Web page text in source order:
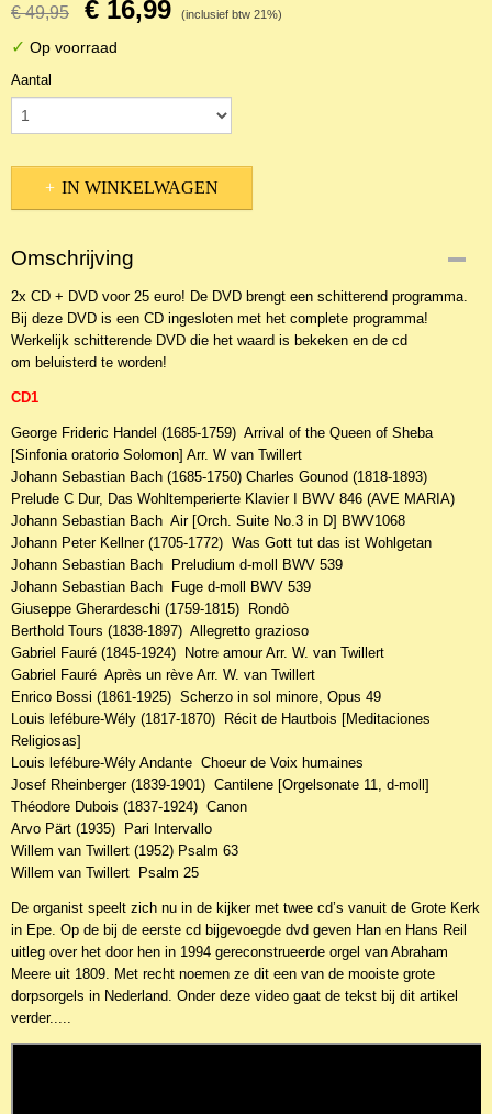
€ 49,95 € 16,99 (inclusief btw 21%)
✓ Op voorraad
Aantal
IN WINKELWAGEN
Omschrijving
2x CD + DVD voor 25 euro! De DVD brengt een schitterend programma.
Bij deze DVD is een CD ingesloten met het complete programma!
Werkelijk schitterende DVD die het waard is bekeken en de cd
om beluisterd te worden!
CD1
George Frideric Handel (1685-1759) Arrival of the Queen of Sheba
[Sinfonia oratorio Solomon] Arr. W van Twillert
Johann Sebastian Bach (1685-1750) Charles Gounod (1818-1893)
Prelude C Dur, Das Wohltemperierte Klavier I BWV 846 (AVE MARIA)
Johann Sebastian Bach Air [Orch. Suite No.3 in D] BWV1068
Johann Peter Kellner (1705-1772) Was Gott tut das ist Wohlgetan
Johann Sebastian Bach Preludium d-moll BWV 539
Johann Sebastian Bach Fuge d-moll BWV 539
Giuseppe Gherardeschi (1759-1815) Rondò
Berthold Tours (1838-1897) Allegretto grazioso
Gabriel Fauré (1845-1924) Notre amour Arr. W. van Twillert
Gabriel Fauré Après un rève Arr. W. van Twillert
Enrico Bossi (1861-1925) Scherzo in sol minore, Opus 49
Louis lefébure-Wély (1817-1870) Récit de Hautbois [Meditaciones
Religiosas]
Louis lefébure-Wély Andante Choeur de Voix humaines
Josef Rheinberger (1839-1901) Cantilene [Orgelsonate 11, d-moll]
Théodore Dubois (1837-1924) Canon
Arvo Pärt (1935) Pari Intervallo
Willem van Twillert (1952) Psalm 63
Willem van Twillert Psalm 25
De organist speelt zich nu in de kijker met twee cd’s vanuit de Grote Kerk
in Epe. Op de bij de eerste cd bijgevoegde dvd geven Han en Hans Reil
uitleg over het door hen in 1994 gereconstrueerde orgel van Abraham
Meere uit 1809. Met recht noemen ze dit een van de mooiste grote
dorpsorgels in Nederland. Onder deze video gaat de tekst bij dit artikel
verder.....